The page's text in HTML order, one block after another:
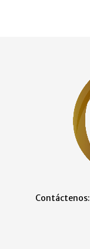
Contáctenos: